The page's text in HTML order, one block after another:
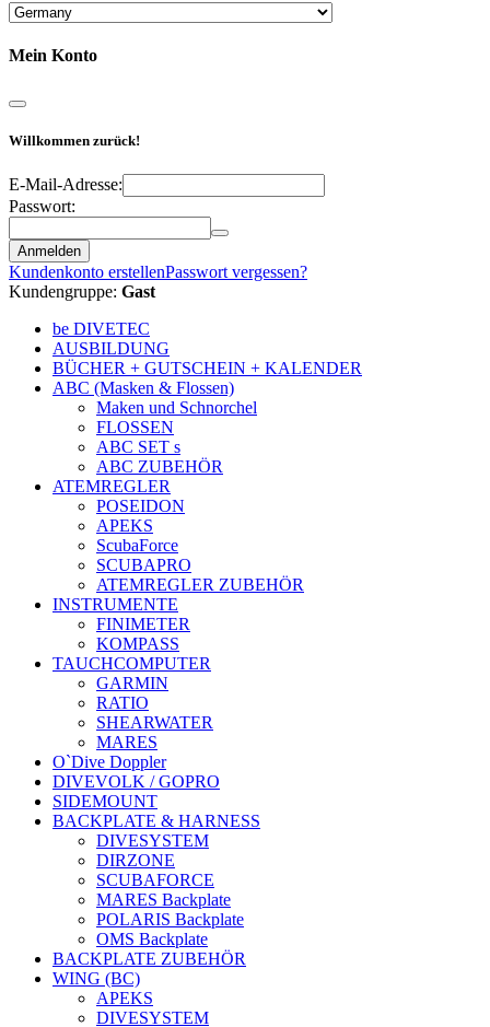
Mein Konto
Willkommen zurück!
E-Mail-Adresse:
Passwort:
Anmelden
Kundenkonto erstellenPasswort vergessen?
Kundengruppe: Gast
be DIVETEC
AUSBILDUNG
BÜCHER + GUTSCHEIN + KALENDER
ABC (Masken & Flossen)
Maken und Schnorchel
FLOSSEN
ABC SET s
ABC ZUBEHÖR
ATEMREGLER
POSEIDON
APEKS
ScubaForce
SCUBAPRO
ATEMREGLER ZUBEHÖR
INSTRUMENTE
FINIMETER
KOMPASS
TAUCHCOMPUTER
GARMIN
RATIO
SHEARWATER
MARES
O`Dive Doppler
DIVEVOLK / GOPRO
SIDEMOUNT
BACKPLATE & HARNESS
DIVESYSTEM
DIRZONE
SCUBAFORCE
MARES Backplate
POLARIS Backplate
OMS Backplate
BACKPLATE ZUBEHÖR
WING (BC)
APEKS
DIVESYSTEM